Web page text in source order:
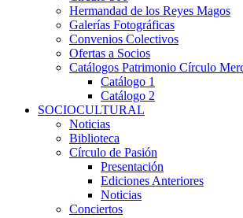
Hermandad de los Reyes Magos
Galerías Fotográficas
Convenios Colectivos
Ofertas a Socios
Catálogos Patrimonio Círculo
Catálogo 1
Catálogo 2
SOCIOCULTURAL
Noticias
Biblioteca
Círculo de Pasión
Presentación
Ediciones Anteriores
Noticias
Conciertos